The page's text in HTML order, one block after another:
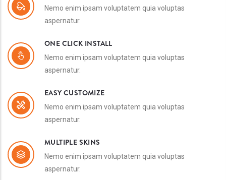
Nemo enim ipsam voluptatem quia voluptas
aspernatur.
ONE CLICK INSTALL
Nemo enim ipsam voluptatem quia voluptas
aspernatur.
EASY CUSTOMIZE
Nemo enim ipsam voluptatem quia voluptas
aspernatur.
MULTIPLE SKINS
Nemo enim ipsam voluptatem quia voluptas
aspernatur.